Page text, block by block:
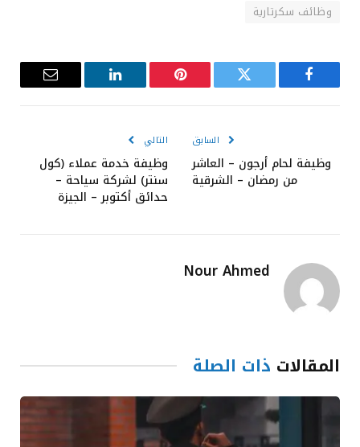
وظائف سكرتارية
فيسبوك تويتر بينتيريست لينكدإن
البريد
السابق
وظيفة لحام أرجون – العاشر
من رمضان – الشرقية
التالي
وظيفة خدمة عملاء (كول
سنتر) لشركة سياحة –
حدائق أكتوبر – الجيزة
Nour Ahmed
المقالات ذات الصلة